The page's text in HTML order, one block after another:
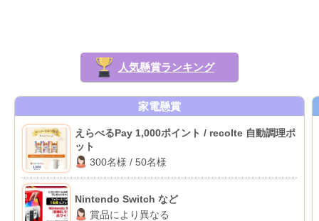
人気懸賞ランキング
家電懸賞
えらべるPay 1,000ポイント / recolte 自動調理ポ
ット
300名様 / 50名様
Nintendo Switch など
賞品により異なる